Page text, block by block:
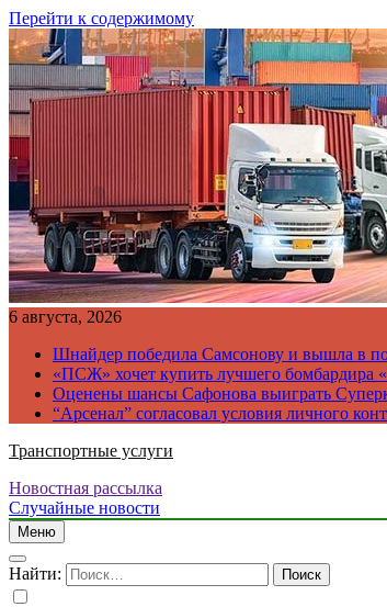
Перейти к содержимому
6 августа, 2026
Шнайдер победила Самсонову и вышла в
«ПСЖ» хочет купить лучшего бомбардира
Оценены шансы Сафонова выиграть
“Арсенал” согласовал условия личного
Транспортные услуги
Новостная рассылка
Случайные новости
Меню
Найти: